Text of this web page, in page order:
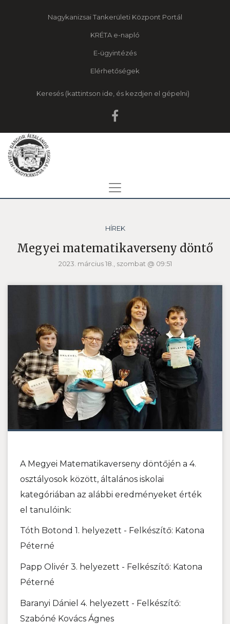
Nagykanizsai Tankerületi Központ Portál
KRÉTA e-napló
E-ügyintézés
Elérhetőségek
Keresés
HÍREK
Megyei matematikaverseny döntő
2023. március 18., szombat @ 09:51
A Megyei Matematikaverseny döntőjén a 4.
osztályosok között, általános iskolai
kategóriában az alábbi eredményeket érték
el tanulóink:
Tóth Botond 1. helyezett - Felkészítő: Katona
Péterné
Papp Olivér 3. helyezett - Felkészítő: Katona
Péterné
Baranyi Dániel 4. helyezett - Felkészítő:
Szabóné Kovács Ágnes